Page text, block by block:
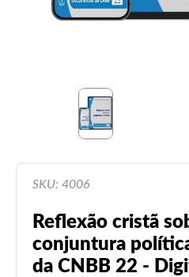
SKU: 4006
Reflexão cristã
conjuntura
da CNBB 22 -